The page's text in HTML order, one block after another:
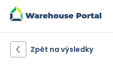
Zpět na výsledky